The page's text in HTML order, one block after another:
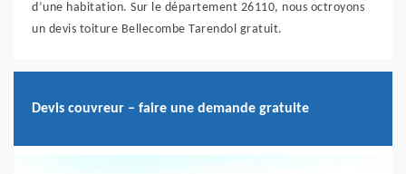
d’une habitation. Sur le département 26110, nous octroyons
un devis toiture Bellecombe Tarendol gratuit.
Devis couvreur – faire une demande gratuite